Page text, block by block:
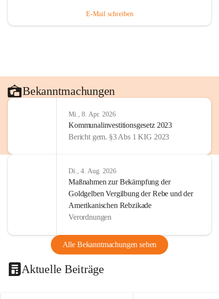
E-Mail schreiben
Bekanntmachungen
Mi., 8. Apr. 2026
Kommunalinvestitionsgesetz 2023
Bericht gem. §3 Abs 1 KIG 2023
Di., 4. Aug. 2026
Maßnahmen zur Bekämpfung der
Goldgelben Vergilbung der Rebe und der
Amerikanischen Rebzikade
Verordnungen
Alle Bekanntmachungen sehen
Aktuelle Beiträge